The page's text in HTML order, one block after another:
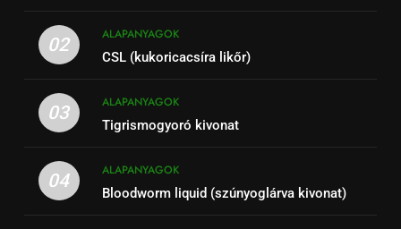
02
ALAPANYAGOK
CSL (kukoricacsíra likőr)
03
ALAPANYAGOK
Tigrismogyoró kivonat
04
ALAPANYAGOK
Bloodworm liquid (szúnyoglárva kivonat)